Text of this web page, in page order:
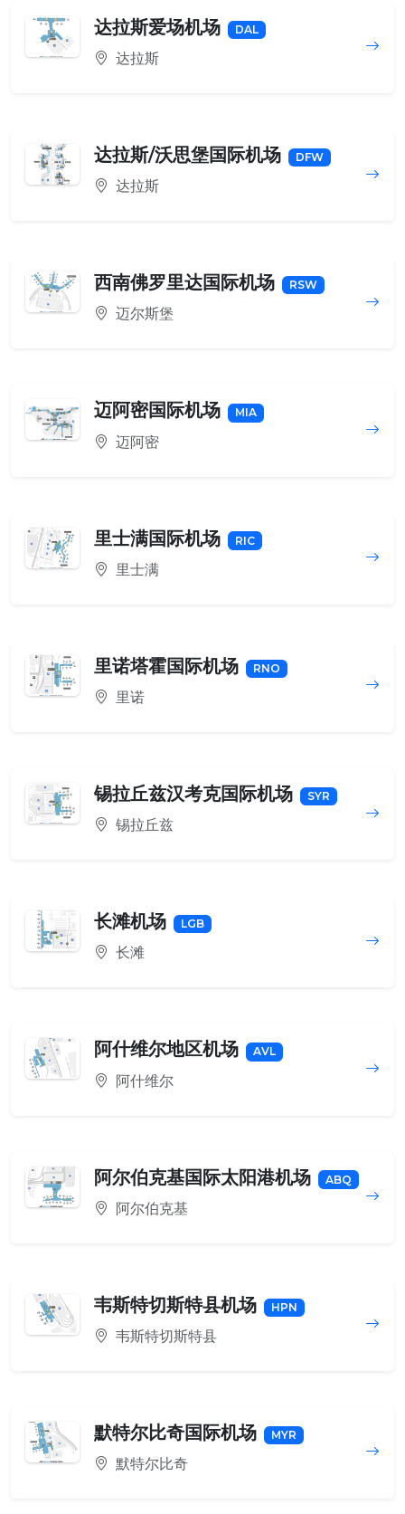
达拉斯爱场机场 DAL
达拉斯
达拉斯/沃思堡国际机场 DFW
达拉斯
西南佛罗里达国际机场 RSW
迈尔斯堡
迈阿密国际机场 MIA
迈阿密
里士满国际机场 RIC
里士满
里诺塔霍国际机场 RNO
里诺
锡拉丘兹汉考克国际机场 SYR
锡拉丘兹
长滩机场 LGB
长滩
阿什维尔地区机场 AVL
阿什维尔
阿尔伯克基国际太阳港机场 ABQ
阿尔伯克基
韦斯特切斯特县机场 HPN
韦斯特切斯特县
默特尔比奇国际机场 MYR
默特尔比奇